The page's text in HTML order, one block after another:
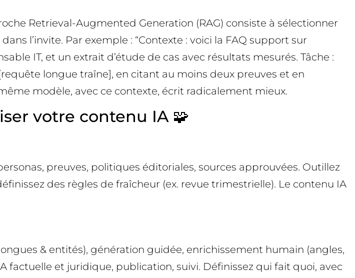
Retrieval-Augmented Generation (RAG) consiste à sélectionner
l’invite. Par exemple : “Contexte : voici la FAQ support sur
IT, et un extrait d’étude de cas avec résultats mesurés. Tâche :
longue traîne], en citant au moins deux preuves et en
modèle, avec ce contexte, écrit radicalement mieux.
votre contenu IA 🧩
preuves, politiques éditoriales, sources approuvées. Outillez
des règles de fraîcheur (ex. revue trimestrielle). Le contenu IA
& entités), génération guidée, enrichissement humain (angles,
factuelle et juridique, publication, suivi. Définissez qui fait quoi, avec